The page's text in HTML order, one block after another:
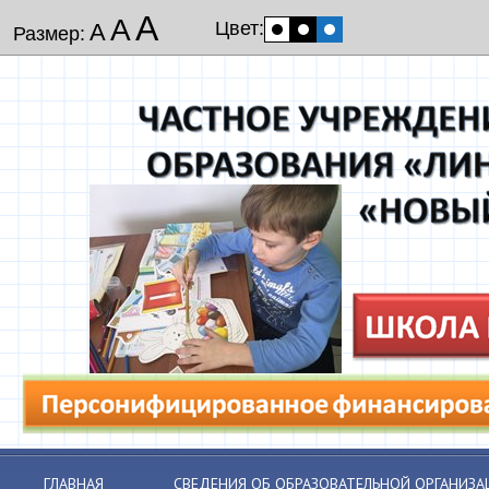
Размер: ААА Цвет:
ГЛАВНАЯ СВЕДЕНИЯ ОБ ОБРАЗОВАТЕЛЬНОЙ